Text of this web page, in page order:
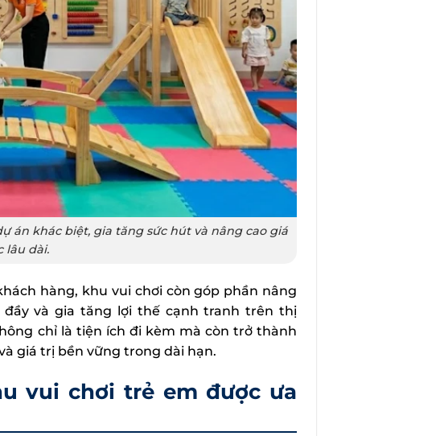
án khác biệt, gia tăng sức hút và nâng cao giá
lâu dài.
hàng, khu vui chơi còn góp phần nâng
và gia tăng lợi thế cạnh tranh trên thị
chỉ là tiện ích đi kèm mà còn trở thành
giá trị bền vững trong dài hạn.
vui chơi trẻ em được ưa